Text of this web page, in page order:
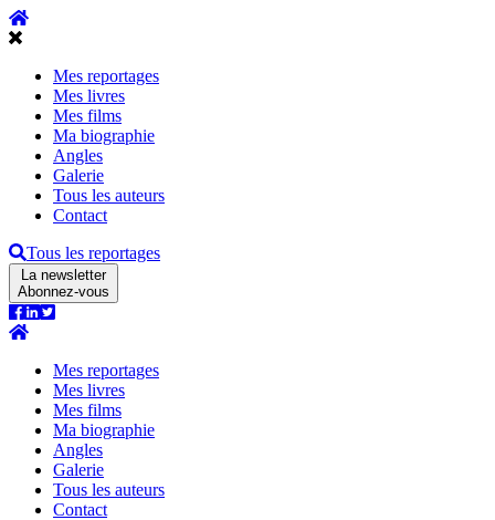
Mes reportages
Mes livres
Mes films
Ma biographie
Angles
Galerie
Tous les auteurs
Contact
Tous les reportages
La newsletter
Abonnez-vous
Mes reportages
Mes livres
Mes films
Ma biographie
Angles
Galerie
Tous les auteurs
Contact